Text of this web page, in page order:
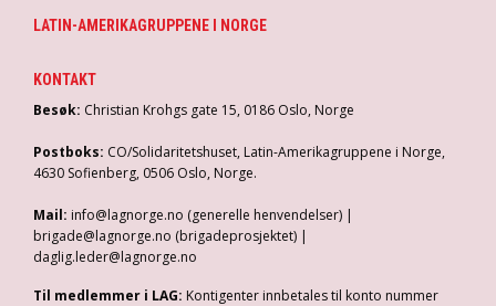
LATIN-AMERIKAGRUPPENE I NORGE
KONTAKT
Besøk: Christian Krohgs gate 15, 0186 Oslo, Norge
Postboks: CO/Solidaritetshuset, Latin-Amerikagruppene i Norge,
4630 Sofienberg, 0506 Oslo, Norge.
Mail: info@lagnorge.no (generelle henvendelser) |
brigade@lagnorge.no (brigadeprosjektet) |
daglig.leder@lagnorge.no
Til medlemmer i LAG: Kontigenter innbetales til konto nummer